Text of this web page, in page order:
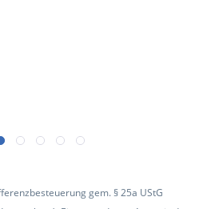
gem. § 25a UStG